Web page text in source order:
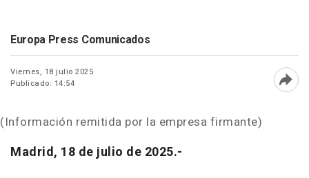
Europa Press Comunicados
Viernes, 18 julio 2025
Publicado: 14:54
(Información remitida por la empresa firmante)
Madrid, 18 de julio de 2025.-